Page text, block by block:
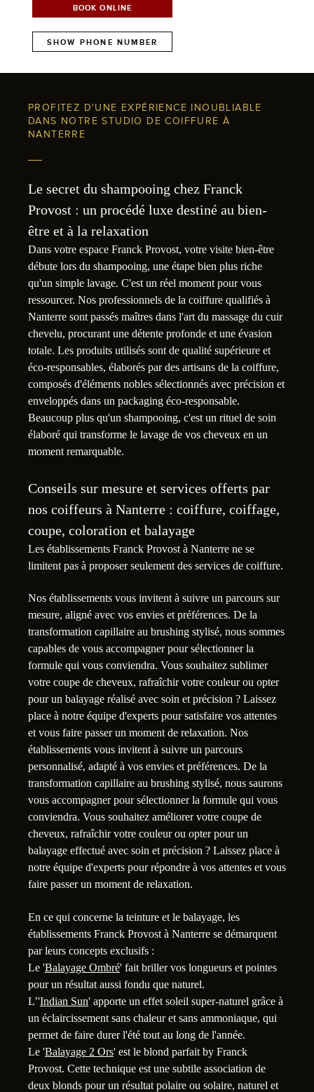
2
BOOK ONLINE
SHOW PHONE NUMBER
PROFITEZ D'UNE EXPÉRIENCE INOUBLIABLE
DANS NOTRE STUDIO DE COIFFURE À
NANTERRE
Le secret du shampooing chez Franck
Provost : un procédé luxe destiné au bien-
être et à la relaxation
Dans votre espace Franck Provost, votre visite bien-être
débute lors du shampooing, une étape bien plus riche
qu'un simple lavage. C'est un réel moment pour vous
ressourcer. Nos professionnels de la coiffure qualifiés à
Nanterre sont passés maîtres dans l'art du massage du cuir
chevelu, procurant une détente profonde et une évasion
totale. Les produits utilisés sont de qualité supérieure et
éco-responsables, élaborés par des artisans de la coiffure,
composés d'éléments nobles sélectionnés avec précision et
enveloppés dans un packaging éco-responsable.
Beaucoup plus qu'un shampooing, c'est un rituel de soin
élaboré qui transforme le lavage de vos cheveux en un
moment remarquable.
Conseils sur mesure et services offerts par
nos coiffeurs à Nanterre : coiffure, coiffage,
coupe, coloration et balayage
Les établissements Franck Provost à Nanterre ne se
limitent pas à proposer seulement des services de coiffure.
Nos établissements vous invitent à suivre un parcours sur
mesure, aligné avec vos envies et préférences. De la
transformation capillaire au brushing stylisé, nous sommes
capables de vous accompagner pour sélectionner la
formule qui vous conviendra. Vous souhaitez sublimer
votre coupe de cheveux, rafraîchir votre couleur ou opter
pour un balayage réalisé avec soin et précision ? Laissez
place à notre équipe d'experts pour satisfaire vos attentes
et vous faire passer un moment de relaxation. Nos
établissements vous invitent à suivre un parcours
personnalisé, adapté à vos envies et préférences. De la
transformation capillaire au brushing stylisé, nous saurons
vous accompagner pour sélectionner la formule qui vous
conviendra. Vous souhaitez améliorer votre coupe de
cheveux, rafraîchir votre couleur ou opter pour un
balayage effectué avec soin et précision ? Laissez place à
notre équipe d'experts pour répondre à vos attentes et vous
faire passer un moment de relaxation.
En ce qui concerne la teinture et le balayage, les
établissements Franck Provost à Nanterre se démarquent
par leurs concepts exclusifs :
Le 'Balayage Ombré' fait briller vos longueurs et pointes
pour un résultat aussi fondu que naturel.
L’'Indian Sun' apporte un effet soleil super-naturel grâce à
un éclaircissement sans chaleur et sans ammoniaque, qui
permet de faire durer l'été tout au long de l'année.
Le 'Balayage 2 Ors' est le blond parfait by Franck
Provost. Cette technique est une subtile association de
deux blonds pour un résultat polaire ou solaire, naturel et